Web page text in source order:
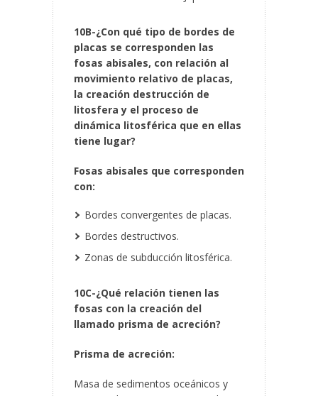
10B-¿Con qué tipo de bordes de
placas se corresponden las
fosas abisales, con relación al
movimiento relativo de placas,
la creación destrucción de
litosfera y el proceso de
dinámica litosférica que en ellas
tiene lugar?
Fosas abisales que corresponden
con:
Bordes convergentes de placas.
Bordes destructivos.
Zonas de subducción litosférica.
10C-¿Qué relación tienen las
fosas con la creación del
llamado prisma de acreción?
Prisma de acreción:
Masa de sedimentos oceánicos y